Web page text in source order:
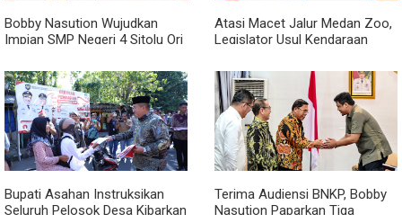
Bobby Nasution Wujudkan
Impian SMP Negeri 4 Sitolu Ori
Atasi Macet Jalur Medan Zoo,
Legislator Usul Kendaraan
Royal Sumatera
Bupati Asahan Instruksikan
Seluruh Pelosok Desa Kibarkan
Terima Audiensi BNKP, Bobby
Nasution Paparkan Tiga